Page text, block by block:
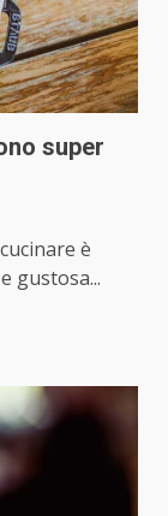
super
è
gustosa...